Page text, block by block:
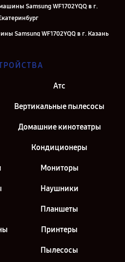
Samsung WF1702YQQ в г.
Samsung WF1702YQQ в г. Казань
Samsung WF1702YQQ в г. Санкт-
Атс
Вертикальные пылесосы
Домашние кинотеатры
Кондиционеры
Мониторы
Наушники
Планшеты
Принтеры
Пылесосы